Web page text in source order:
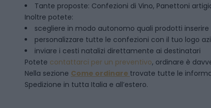
Tante proposte: Confezioni di Vino, Panettoni
Inoltre potete:
scegliere in modo autonomo quali prodotti inserire
personalizzare tutte le confezioni con il tuo logo
inviare i cesti natalizi direttamente ai destinatari
Potete contattarci per un preventivo, ordinare è
Nella sezione Come ordinare trovate tutte le
Spedizione in tutta Italia e all’estero.